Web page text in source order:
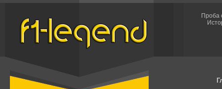
Проба